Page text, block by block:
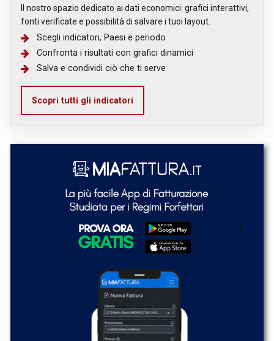
Il nostro spazio dedicato ai dati economici: grafici interattivi,
fonti verificate e possibilità di salvare i tuoi layout.
Scegli indicatori, Paesi e periodo
Confronta i risultati con grafici dinamici
Salva e condividi ciò che ti serve
Scopri tutti gli indicatori